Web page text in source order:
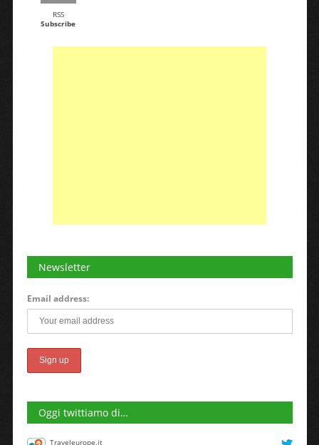
RSS
Subscribe
Newsletter
Email address:
Oggi twittiamo di…
Traveleurope.it